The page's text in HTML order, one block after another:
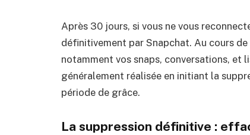
Après 30 jours, si vous ne vous
définitivement par Snapchat. Au cours
notamment vos snaps, conversations, et
généralement réalisée en initiant la
période de grâce.
La suppression définitive :